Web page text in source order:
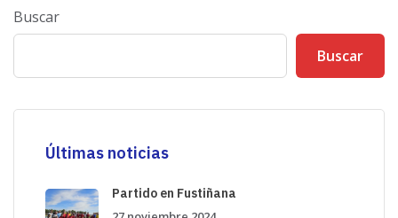
Buscar
Buscar
Últimas noticias
Partido en Fustiñana